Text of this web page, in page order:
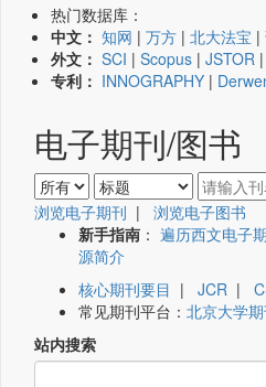
热门数据库：
中文： 知网 | 万方 | 北大法宝 |
外文： SCI | Scopus | JSTOR |
专利： INNOGRAPHY |
电子期刊/图书
浏览电子期刊 | 浏览电子图书
新手指南 ： 遍历西文电子
源简介
核心期刊要目 | JCR |
常见期刊平台： 北京大学
站内搜索